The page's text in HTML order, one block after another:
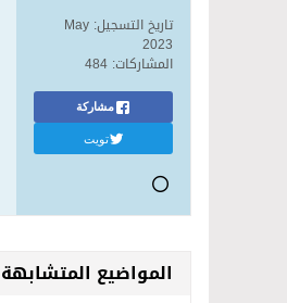
تاريخ التسجيل: May
2023
المشاركات: 484
مشاركة
تويت
المواضيع المتشابهة